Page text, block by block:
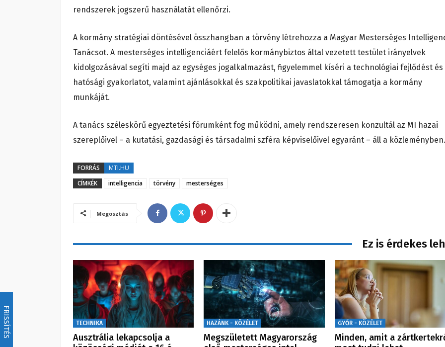
FRISSÍTÉS
rendszerek jogszerű használatát ellenőrzi.
A kormány stratégiai döntésével összhangban a törvény létrehozza a Magyar Mesterséges
Tanácsot. A mesterséges intelligenciáért felelős kormánybiztos által vezetett testület irányelvek
kidolgozásával segíti majd az egységes jogalkalmazást, figyelemmel kíséri a technológiai fejlődést és
hatósági gyakorlatot, valamint ajánlásokkal és szakpolitikai javaslatokkal támogatja a kormány
munkáját.
A tanács széleskörű egyeztetési fórumként fog működni, amely rendszeresen konzultál az MI hazai
szereplőivel – a kutatási, gazdasági és társadalmi szféra képviselőivel egyaránt – áll a közleményben.
FORRÁS
MTI.HU
CÍMKÉK
intelligencia törvény mesterséges
Megosztás
Ez is érdekes
TECHNIKA
Ausztrália lekapcsolja a
HAZÁNK - KÖZÉLET
Megszületett Magyarország
GYŐR - KÖZÉLET
Minden, amit a